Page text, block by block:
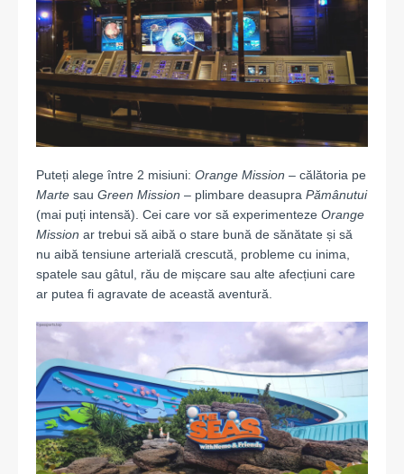
Puteți alege între 2 misiuni: Orange Mission – călătoria pe
Marte sau Green Mission – plimbare deasupra Pămânutui
(mai puți intensă). Cei care vor să experimenteze Orange
Mission ar trebui să aibă o stare bună de sănătate și să
nu aibă tensiune arterială crescută, probleme cu inima,
spatele sau gâtul, rău de mișcare sau alte afecțiuni care
ar putea fi agravate de această aventură.